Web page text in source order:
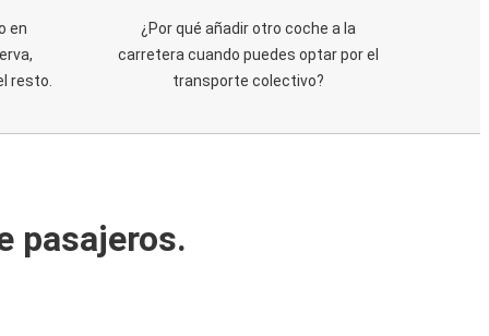
en
resto.
¿Por qué añadir otro coche a la
carretera cuando puedes optar por el
transporte colectivo?
pasajeros.